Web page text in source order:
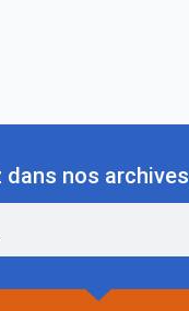
dans nos archives